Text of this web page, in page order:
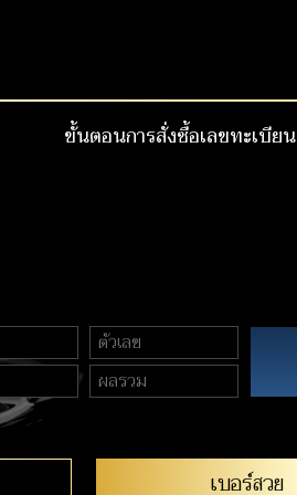
ขั้นตอนการสั่งซื้อเลขทะเบียน
เบอร์สวย